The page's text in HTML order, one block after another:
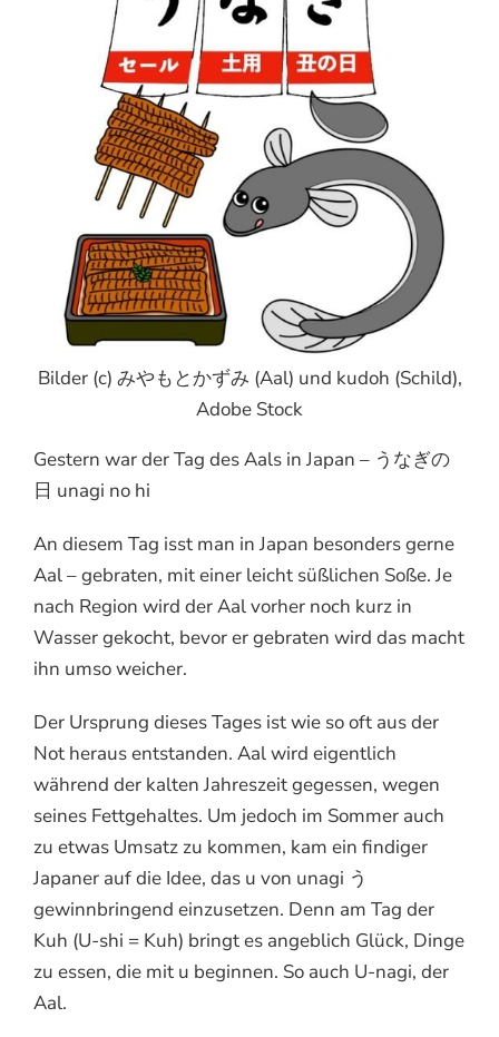
Bilder (c) みやもとかずみ (Aal) und kudoh (Schild),
Adobe Stock
Gestern war der Tag des Aals in Japan – うなぎの
日 unagi no hi
An diesem Tag isst man in Japan besonders gerne
Aal – gebraten, mit einer leicht süßlichen Soße. Je
nach Region wird der Aal vorher noch kurz in
Wasser gekocht, bevor er gebraten wird das macht
ihn umso weicher.
Der Ursprung dieses Tages ist wie so oft aus der
Not heraus entstanden. Aal wird eigentlich
während der kalten Jahreszeit gegessen, wegen
seines Fettgehaltes. Um jedoch im Sommer auch
zu etwas Umsatz zu kommen, kam ein findiger
Japaner auf die Idee, das u von unagi う
gewinnbringend einzusetzen. Denn am Tag der
Kuh (U-shi = Kuh) bringt es angeblich Glück, Dinge
zu essen, die mit u beginnen. So auch U-nagi, der
Aal.